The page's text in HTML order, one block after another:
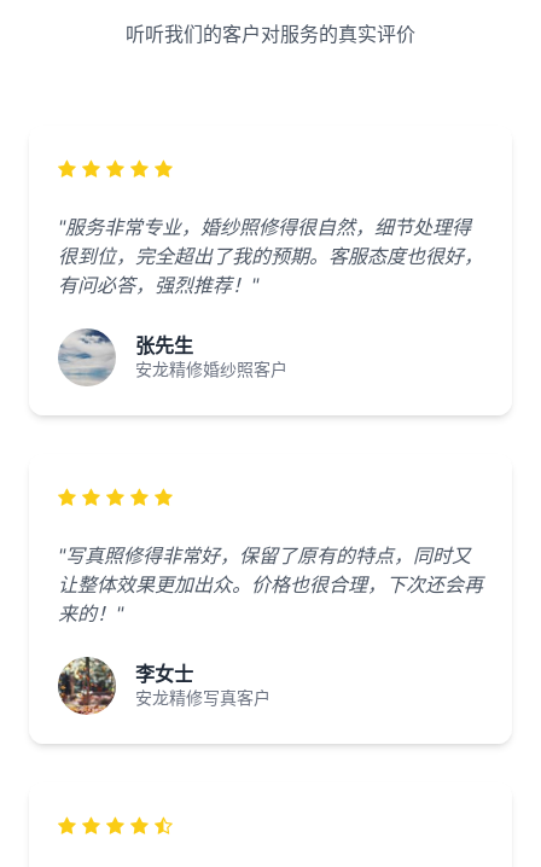
听听我们的客户对服务的真实评价
"服务非常专业，婚纱照修得很自然，细节处理得
很到位，完全超出了我的预期。客服态度也很好，
有问必答，强烈推荐！"
张先生
安龙精修婚纱照客户
"写真照修得非常好，保留了原有的特点，同时又
让整体效果更加出众。价格也很合理，下次还会再
来的！"
李女士
安龙精修写真客户